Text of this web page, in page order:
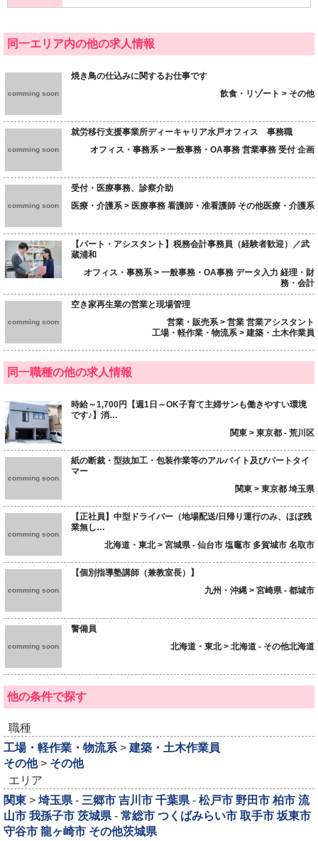
同一エリア内の他の求人情報
comming soon
焼き鳥の仕込みに関するお仕事です
飲食・リゾート > その他
comming soon
就労移行支援事業所ディーキャリア水戸オフィス 事務職
オフィス・事務系 > 一般事務・OA事務 営業事務 受付 企画
comming soon
受付・医療事務、診察介助
医療・介護系 > 医療事務 看護師・准看護師 その他医療・介護系
【パート・アシスタント】税務会計事務員（経験者歓迎）／武
蔵浦和
オフィス・事務系 > 一般事務・OA事務 データ入力 経理・財
務・会計
comming soon
空き家再生業の営業と現場管理
営業・販売系 > 営業 営業アシスタント
工場・軽作業・物流系 > 建築・土木作業員
同一職種の他の求人情報
時給～1,700円【週1日～OK子育て主婦サンも働きやすい環境
です♪】消…
関東 > 東京都 - 荒川区
comming soon
紙の断裁・型抜加工・包装作業等のアルバイト及びパートタイ
マー
関東 > 東京都 埼玉県
comming soon
【正社員】中型ドライバー（地場配送/日帰り運行のみ、ほぼ残
業無し…
北海道・東北 > 宮城県 - 仙台市 塩竈市 多賀城市 名取市
comming soon
【個別指導塾講師（兼教室長）】
九州・沖縄 > 宮崎県 - 都城市
comming soon
警備員
北海道・東北 > 北海道 - その他北海道
他の条件で探す
職種
工場・軽作業・物流系 > 建築・土木作業員
その他> その他
エリア
関東 > 埼玉県 - 三郷市 吉川市 千葉県 - 松戸市 野田市 柏市 流
山市 我孫子市 茨城県 - 常総市 つくばみらい市 取手市 坂東市
守谷市 龍ヶ崎市 その他茨城県